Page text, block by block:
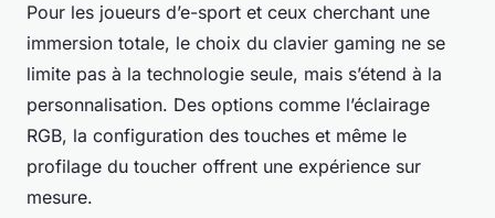
Pour les joueurs d’e-sport et ceux cherchant une
immersion totale, le choix du clavier gaming ne se
limite pas à la technologie seule, mais s’étend à la
personnalisation. Des options comme l’éclairage
RGB, la configuration des touches et même le
profilage du toucher offrent une expérience sur
mesure.